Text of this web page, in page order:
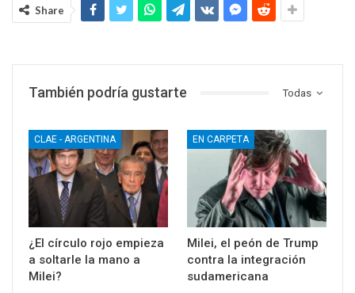
Share
Todas
También podría gustarte
CLAE - ARGENTINA
¿El círculo rojo empieza
a soltarle la mano a
Milei?
EN CARPETA
Milei, el peón de Trump
contra la integración
sudamericana